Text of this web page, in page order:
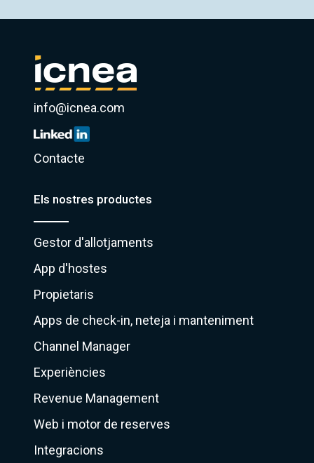
info@icnea.com
Contacte
Els nostres productes
Gestor d'allotjaments
App d'hostes
Propietaris
Apps de check-in, neteja i manteniment
Channel Manager
Experiències
Revenue Management
Web i motor de reserves
Integracions